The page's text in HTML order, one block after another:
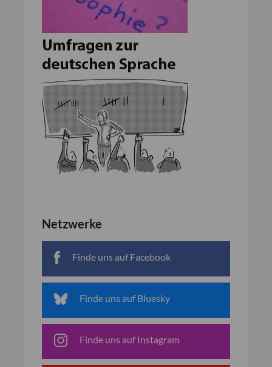
Netzwerke
Finde uns auf Facebook
Finde uns auf Bluesky
Finde uns auf Instagram